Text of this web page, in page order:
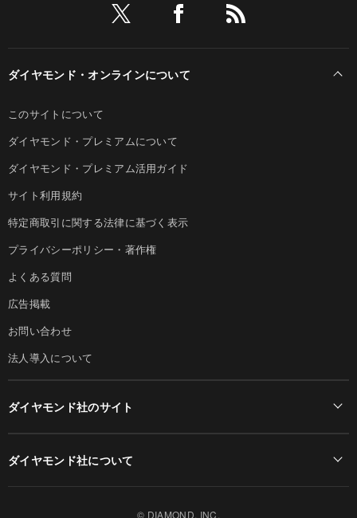
ダイヤモンド・オンラインについて
このサイトについて
ダイヤモンド・プレミアムについて
ダイヤモンド・プレミアム活用ガイド
サイト利用規約
特定商取引に関する法律に基づく表示
プライバシーポリシー・著作権
よくある質問
広告掲載
お問い合わせ
法人導入について
ダイヤモンド社のサイト
ダイヤモンド社について
© DIAMOND, INC.